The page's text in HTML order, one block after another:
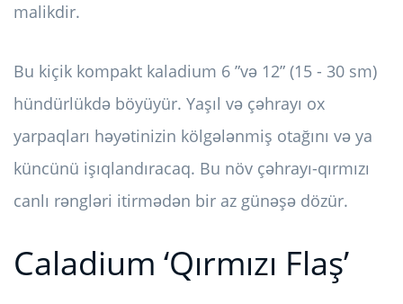
malikdir.
Bu kiçik kompakt kaladium 6 ”və 12” (15 - 30 sm)
hündürlükdə böyüyür. Yaşıl və çəhrayı ox
yarpaqları həyətinizin kölgələnmiş otağını və ya
küncünü işıqlandıracaq. Bu növ çəhrayı-qırmızı
canlı rəngləri itirmədən bir az günəşə dözür.
Caladium ‘Qırmızı Flaş’